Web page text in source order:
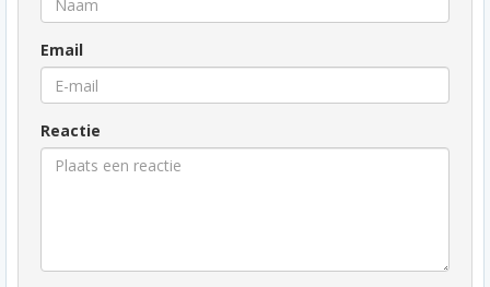
Email
Reactie